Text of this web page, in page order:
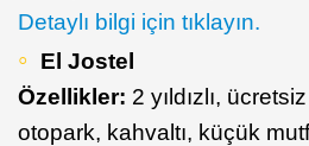
Detaylı bilgi için tıklayın.
El Jostel
Özellikler: 2 yıldızlı,
otopark, kahvaltı, küçük